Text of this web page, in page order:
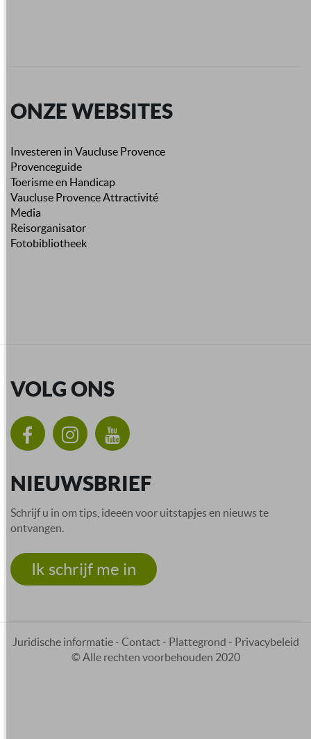
ONZE WEBSITES
Investeren in Vaucluse Provence
Provenceguide
Toerisme en Handicap
Vaucluse Provence Attractivité
Media
Reisorganisator
Fotobibliotheek
VOLG ONS
NIEUWSBRIEF
Schrijf u in om tips, ideeën voor uitstapjes en nieuws te
ontvangen.
Ik schrijf me in
Juridische informatie - Contact - Plattegrond - Privacybeleid
© Alle rechten voorbehouden 2020